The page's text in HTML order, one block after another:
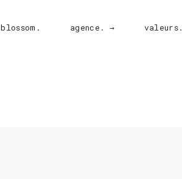
blossom. agence. → valeurs.